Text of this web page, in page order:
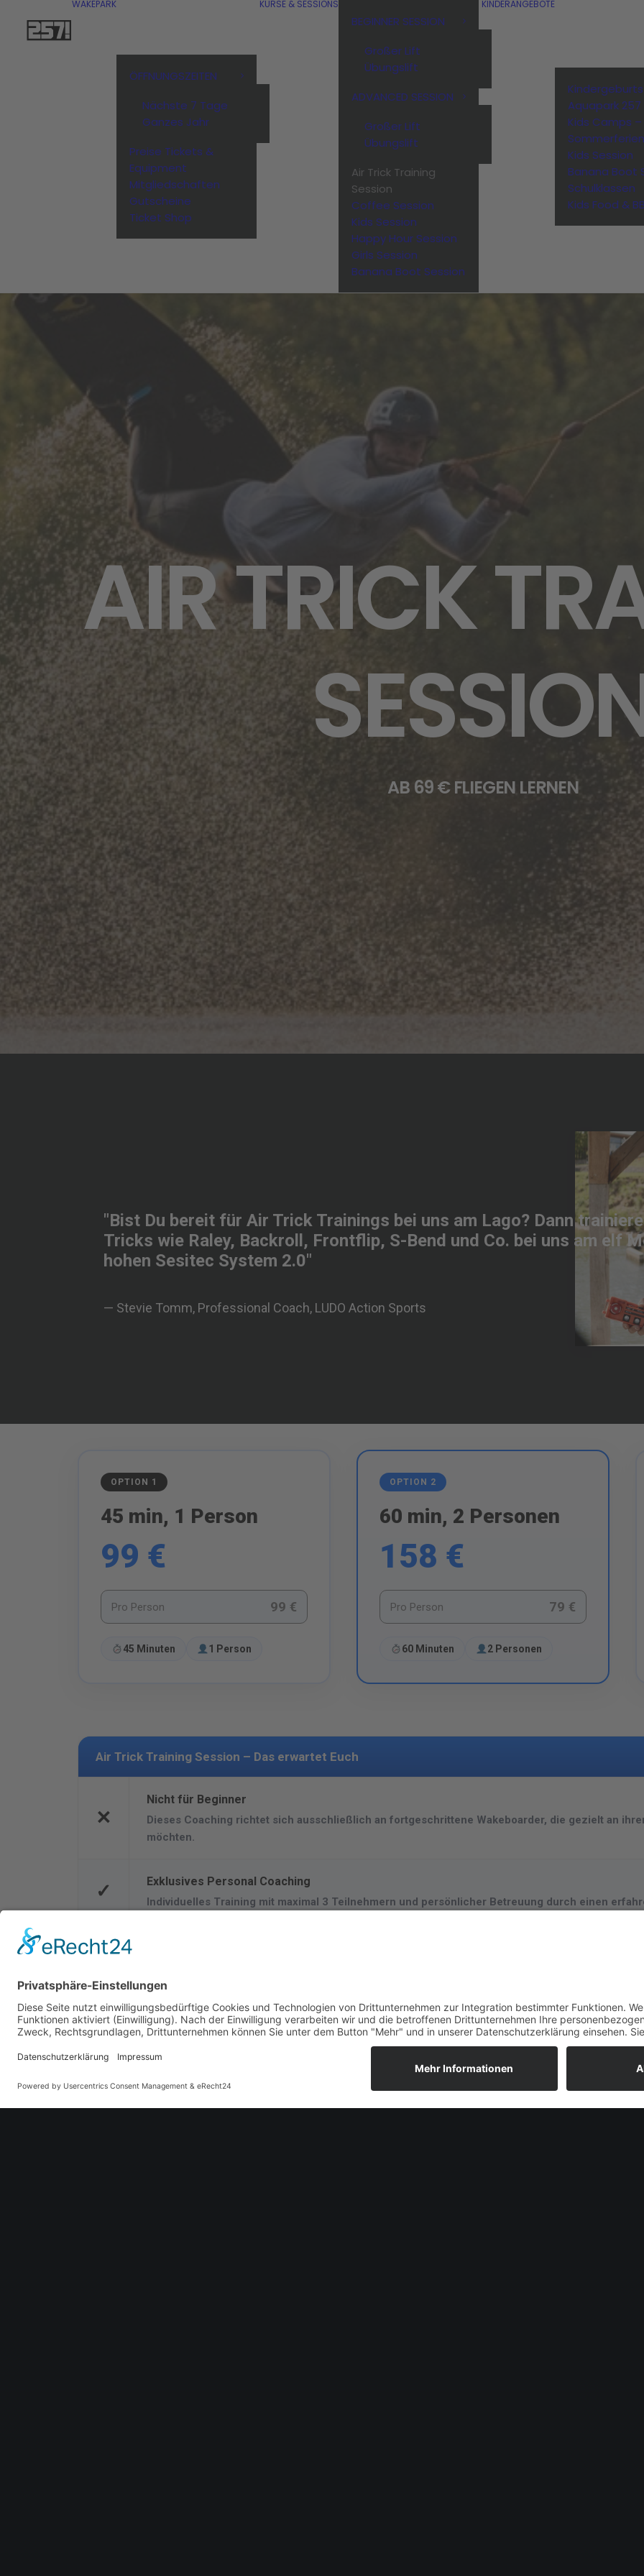
WAKEPARK
ÖFFNUNGSZEITEN
Nächste 7 Tage
Ganzes Jahr
Preise Tickets &
Equipment
Mitgliedschaften
Gutscheine
Ticket Shop
KURSE & SESSIONS
BEGINNER SESSION
Großer Lift
Übungslift
ADVANCED SESSION
Großer Lift
Übungslift
Air Trick Training
Session
Coffee Session
Kids Session
Happy Hour Session
Girls Session
Banana Boot Session
KINDERANGEBOTE
Aquapark 257
Kids Camps –
Sommerferien
Kids Session
Banana Boot
Schulklassen
Kids Food &
AIR TRICK
AB 69 € FLIEGEN LERNEN
"Bist Du bereit für Air Trick Trainings bei uns am Lago? Dann
Tricks wie Raley, Backroll, Frontflip, S-Bend und Co. bei uns am elf
hohen Sesitec System 2.0"
— Stevie Tomm, Professional Coach, LUDO Action Sports
OPTION 1
45 min, 1 Person
99 €
Pro Person 99 €
45 Minuten 1 Person
OPTION 2
60 min, 2 Personen
158 €
Pro Person 79 €
60 Minuten 2 Personen
Air Trick Training Session – Das erwartet Euch
✕
Nicht für Beginner
Dieses Coaching richtet sich ausschließlich an fortgeschrittene Wakeboarder, die gezielt an
möchten.
✓ Exklusives Personal Coaching
Individuelles Training mit maximal 3 Teilnehmern und persönlicher Betreuung durch einen
werden.